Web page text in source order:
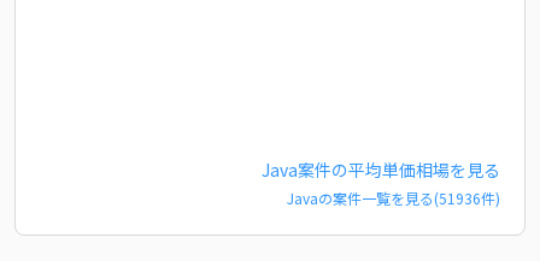
Java案件の平均単価相場を見る
Javaの案件一覧を見る(51936件)